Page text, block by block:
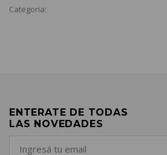
Categoria:
ENTERATE DE TODAS
LAS NOVEDADES